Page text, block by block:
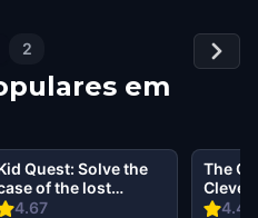
2
em
4.67
Quest: Solve the
of the lost
in Cleveland,
4.42
The